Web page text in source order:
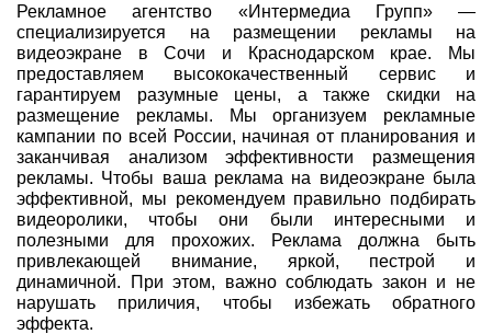
Рекламное агентство «Интермедиа Групп» —
специализируется на размещении рекламы на
видеоэкране в Сочи и Краснодарском крае. Мы
предоставляем высококачественный сервис и
гарантируем разумные цены, а также скидки на
размещение рекламы. Мы организуем рекламные
кампании по всей России, начиная от планирования и
заканчивая анализом эффективности размещения
рекламы. Чтобы ваша реклама на видеоэкране была
эффективной, мы рекомендуем правильно подбирать
видеоролики, чтобы они были интересными и
полезными для прохожих. Реклама должна быть
привлекающей внимание, яркой, пестрой и
динамичной. При этом, важно соблюдать закон и не
нарушать приличия, чтобы избежать обратного
эффекта.